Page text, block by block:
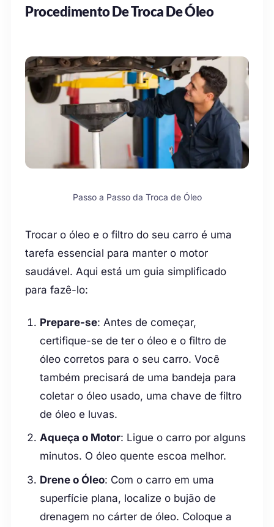
Procedimento De Troca De Óleo
Passo a Passo da Troca de Óleo
Trocar o óleo e o filtro do seu carro é uma
tarefa essencial para manter o motor
saudável. Aqui está um guia simplificado
para fazê-lo:
Prepare-se: Antes de começar,
certifique-se de ter o óleo e o filtro de
óleo corretos para o seu carro. Você
também precisará de uma bandeja para
coletar o óleo usado, uma chave de filtro
de óleo e luvas.
Aqueça o Motor: Ligue o carro por alguns
minutos. O óleo quente escoa melhor.
Drene o Óleo: Com o carro em uma
superfície plana, localize o bujão de
drenagem no cárter de óleo. Coloque a